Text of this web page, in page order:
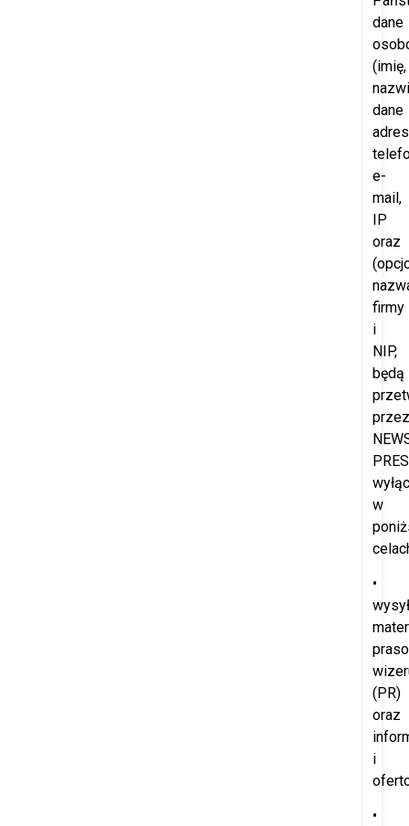
dane
(imię,
dane
e-
mail,
IP
oraz
firmy
i
NIP,
będą
przez
w
•
(PR)
oraz
i
•